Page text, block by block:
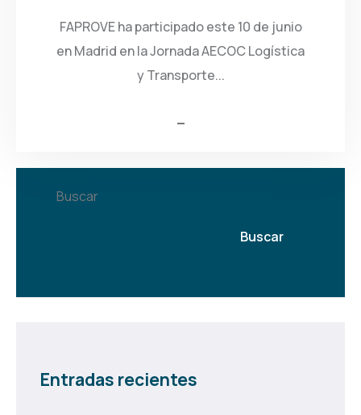
FAPROVE ha participado este 10 de junio
en Madrid en la Jornada AECOC Logística
y Transporte...
Buscar
Buscar
Entradas recientes